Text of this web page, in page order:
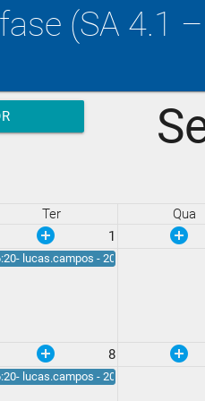
(SA 4.1
Ter Qua
1
add_circle add_circle
lucas.campos - 20:20
8
add_circle add_circle
lucas.campos - 20:20